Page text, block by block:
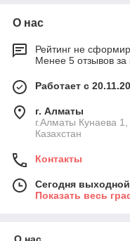
О нас
Рейтинг не
Менее 5 отзывов за
Работает с
г. Алматы
г.Алматы Кунаева
Казахстан
Контакты
Сегодня выходной
Показать весь